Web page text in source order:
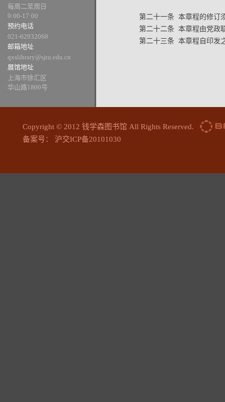
每周二至周日
9:00-17:00
预约电话
021-62932068
邮箱地址
qxslibrary@sjtu.edu.cn
展馆地址
上海市徐汇区
华山路1800号
第二十一条 本章程的修订
第二十二条 本章程由党政
第二十三条 本章程自印发
Copyright © 2012 钱学森图书馆 All Rights Reserved.
备案号： 沪交ICP备20101030